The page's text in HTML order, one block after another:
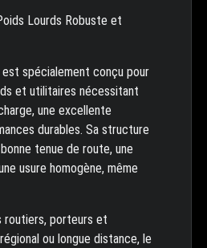
Lourds Robuste et
spécialement conçu pour
et utilitaires nécessitant
une excellente
durables. Sa structure
tenue de route, une
usure homogène, même
routiers, porteurs et
ou longue distance, le